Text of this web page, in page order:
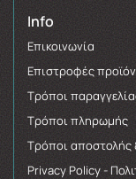
Info
Επικοινωνία
Επιστροφές
Τρόποι
Τρόποι πληρωμής
Τρόποι αποστολής
Privacy Policy -